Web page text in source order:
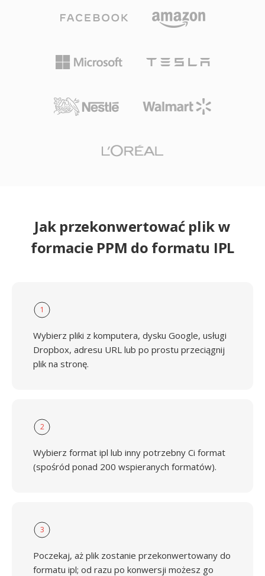
Jak przekonwertować plik w
formacie PPM do formatu IPL
1
Wybierz pliki z komputera, dysku Google, usługi
Dropbox, adresu URL lub po prostu przeciągnij
plik na stronę.
2
Wybierz format ipl lub inny potrzebny Ci format
(spośród ponad 200 wspieranych formatów).
3
Poczekaj, aż plik zostanie przekonwertowany do
formatu ipl; od razu po konwersji możesz go